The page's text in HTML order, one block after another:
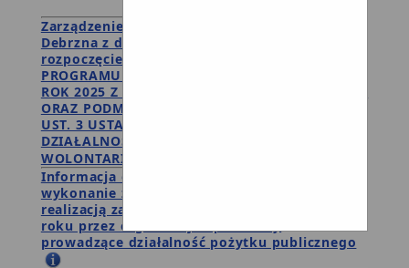
Zarządzenie nr 257.1516.2024 Burmistrza
Debrzna z dnia 07.11.2024 r. w sprawie
rozpoczęcie konsultacji w sprawie ROCZNEGO
PROGRAMU WSPÓŁPRACY GMINY DEBRZNO NA
ROK 2025 Z ORGANIZACJAMI POZARZĄDOWYMI
ORAZ PODMIOTAMI WYMIENIONYMI W ART. 3
UST. 3 USTAWY Z 24 KWIETNIA 2003 ROKU O
DZIAŁALNOŚCI POŻYTKU PUBLICZNEGO I O
WOLONTARIACIE
Informacja o wynikach wyboru ofert na
wykonanie zadania publicznego związanego z
realizacją zadań samorządu gminnego w 2024
roku przez organizacje i podmioty
prowadzące działalność pożytku publicznego